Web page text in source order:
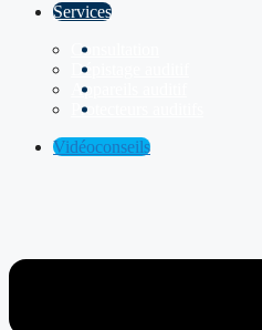
Services
Consultation
Dépistage auditif
Appareils auditif
Protecteurs auditifs
Vidéoconseils